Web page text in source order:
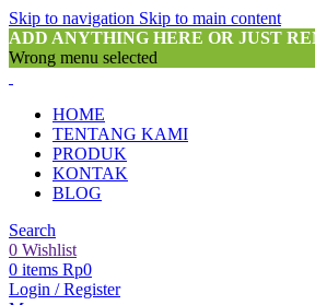
Skip to navigation Skip to main content
ADD ANYTHING HERE OR JUST
Wrong menu selected
HOME
TENTANG KAMI
PRODUK
KONTAK
BLOG
Search
0 Wishlist
0 items Rp0
Login / Register